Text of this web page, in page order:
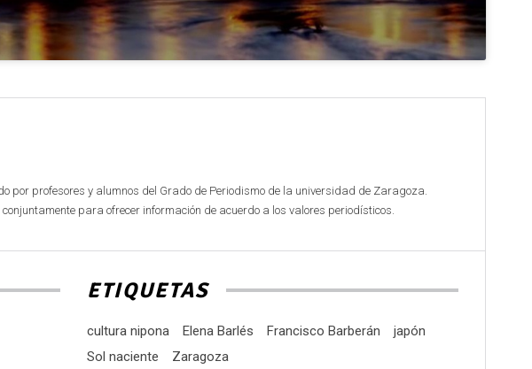
por profesores y alumnos del Grado de Periodismo de la universidad de Zaragoza.
para ofrecer información de acuerdo a los valores periodísticos.
ETIQUETAS
cultura nipona Elena Barlés Francisco Barberán
japón
Sol naciente
Zaragoza